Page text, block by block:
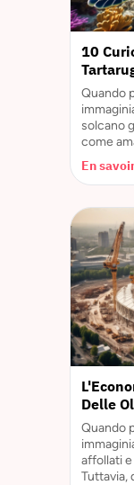
10
Quando
solcano
come
En
Delle
Quando
affollati
Tuttavia,